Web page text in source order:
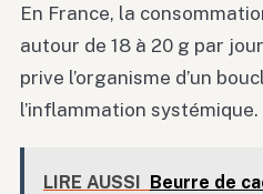
En France, la
autour de 18 à 20 g par
prive l’organisme d’un
l’inflammation systémique.
LIRE AUSSI Beurre de